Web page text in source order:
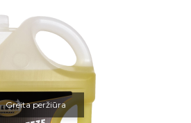
Greita peržiūra